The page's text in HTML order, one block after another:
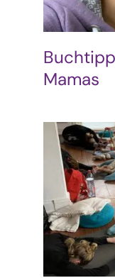
Mamas